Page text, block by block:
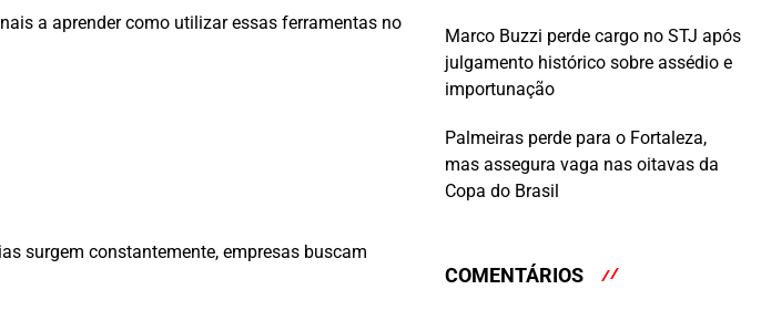
a aprender como utilizar essas ferramentas no
surgem constantemente, empresas buscam
Marco Buzzi perde cargo no STJ após
julgamento histórico sobre assédio e
importunação
Palmeiras perde para o Fortaleza,
mas assegura vaga nas oitavas da
Copa do Brasil
COMENTÁRIOS